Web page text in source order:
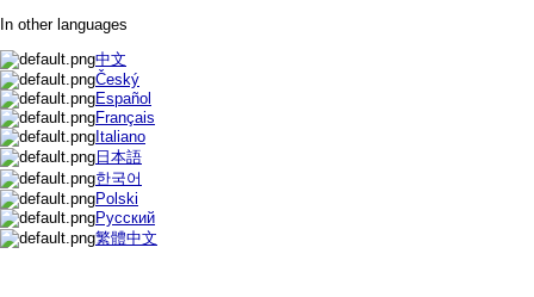
In other languages
中文
Český
Español
Français
Italiano
日本語
한국어
Polski
Русский
繁體中文